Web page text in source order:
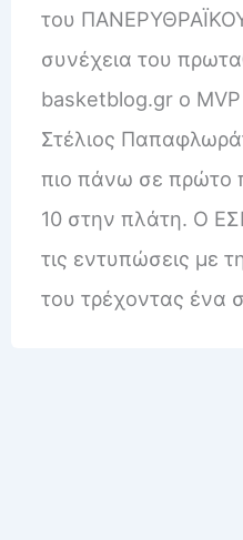
του
συνέχεια του
basketblog.gr ο
Στέλιος
πιο πάνω σε πρώτο
10 στην πλάτη. Ο
τις εντυπώσεις με
του τρέχοντας ένα